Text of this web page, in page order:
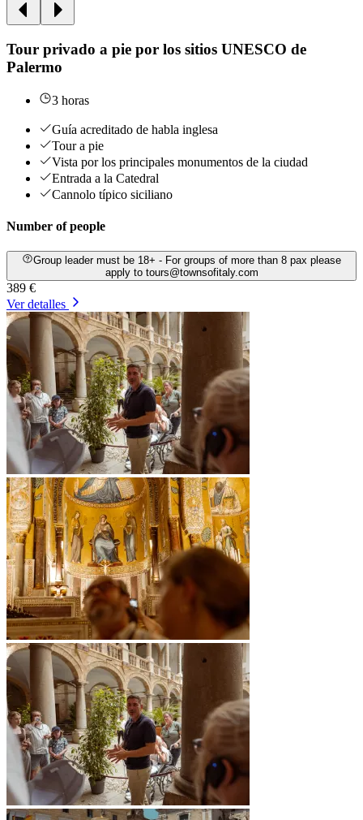
Tour privado a pie por los sitios UNESCO de
Palermo
3 horas
Guía acreditado de habla inglesa
Tour a pie
Vista por los principales monumentos de la ciudad
Entrada a la Catedral
Cannolo típico siciliano
Number of people
Group leader must be 18+ - For groups of more than 8 pax please
apply to tours@townsofitaly.com
389 €
Ver detalles